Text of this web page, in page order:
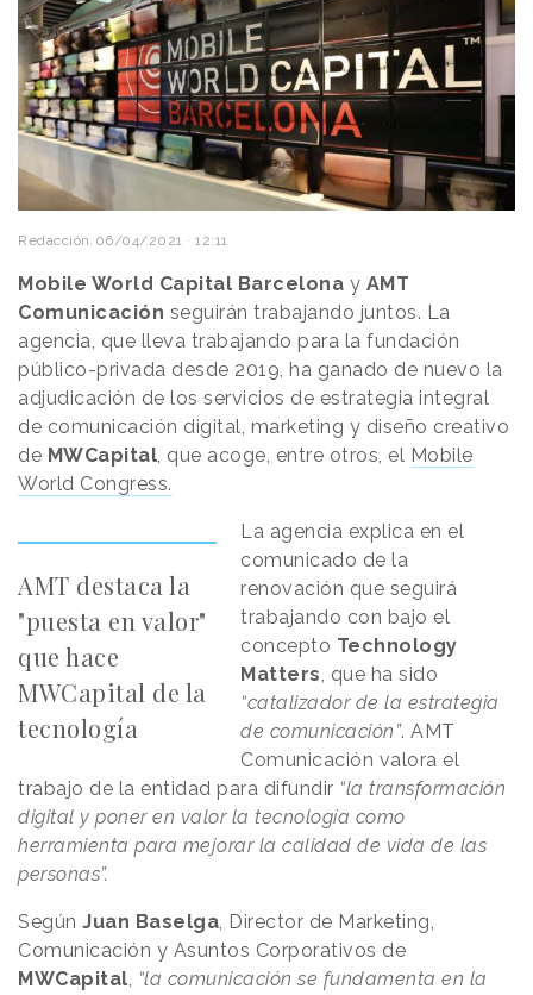
Redacción 06/04/2021 · 12:11
Mobile World Capital Barcelona y AMT
Comunicación seguirán trabajando juntos. La
agencia, que lleva trabajando para la fundación
público-privada desde 2019, ha ganado de nuevo la
adjudicación de los servicios de estrategia integral
de comunicación digital, marketing y diseño creativo
de MWCapital, que acoge, entre otros, el Mobile
World Congress.
AMT destaca la
"puesta en valor"
que hace
MWCapital de la
tecnología
La agencia explica en el
comunicado de la
renovación que seguirá
trabajando con bajo el
concepto Technology
Matters, que ha sido
“catalizador de la estrategia
de comunicación”. AMT
Comunicación valora el
trabajo de la entidad para difundir “la transformación
digital y poner en valor la tecnología como
herramienta para mejorar la calidad de vida de las
personas”.
Según Juan Baselga, Director de Marketing,
Comunicación y Asuntos Corporativos de
MWCapital, “la comunicación se fundamenta en la